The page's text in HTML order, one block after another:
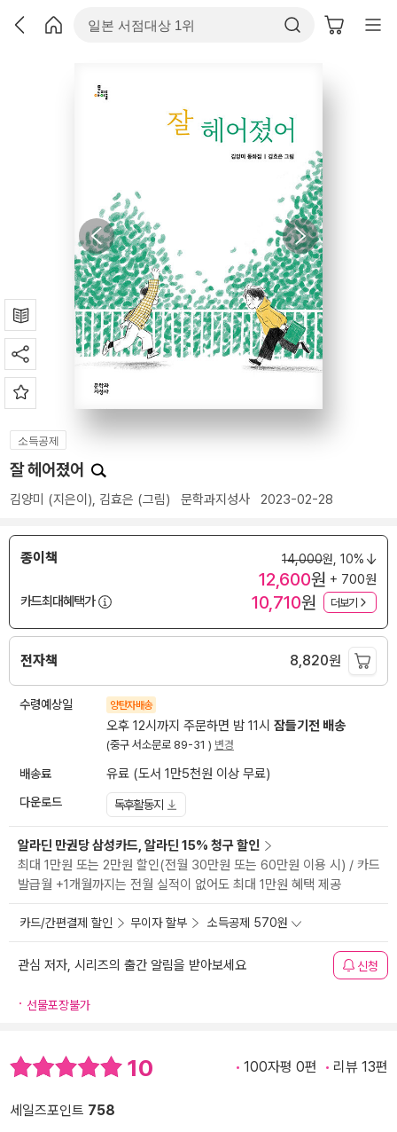
소득공제
잘 헤어졌어
김양미 (지은이), 김효은 (그림) 문학과지성사 2023-02-28
종이책 14,000원, 10%
12,600원 + 700원
카드최대혜택가
10,710원 더보기
전자책 8,820원
수령예상일 양탄자배송
오후 12시까지 주문하면 밤 11시 잠들기전 배송
(중구 서소문로 89-31 ) 변경
배송료 유료 (도서 1만5천원 이상 무료)
다운로드 독후활동지
알라딘 만권당 삼성카드, 알라딘 15% 청구 할인
최대 1만원 또는 2만원 할인(전월 30만원 또는 60만원 이용 시) / 카드
발급월 +1개월까지는 전월 실적이 없어도 최대 1만원 혜택 제공
카드/간편결제 할인 무이자 할부 소득공제 570원
관심 저자, 시리즈의 출간 알림을 받아보세요 신청
선물포장불가
10 100자평 0편 리뷰 13편
세일즈포인트 758